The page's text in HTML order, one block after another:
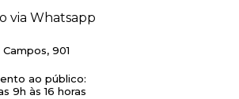
via Whatsapp
901
ao público:
9h às 16 horas